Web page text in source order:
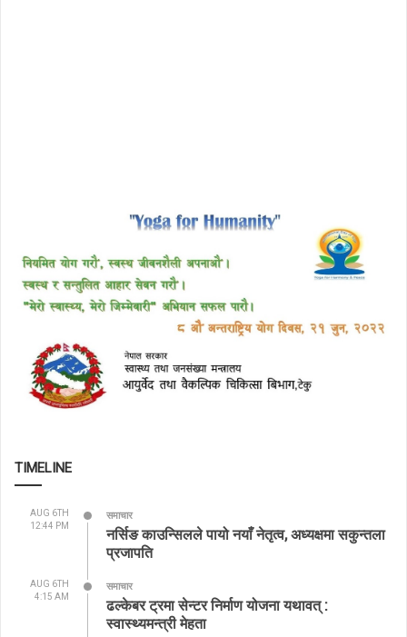
TIMELINE
AUG 6TH
12:44 PM
समाचार
नर्सिङ काउन्सिलले पायो नयाँ नेतृत्व, अध्यक्षमा सकुन्तला
प्रजापति
AUG 6TH
4:15 AM
समाचार
ढल्केबर ट्रमा सेन्टर निर्माण योजना यथावत् :
स्वास्थ्यमन्त्री मेहता